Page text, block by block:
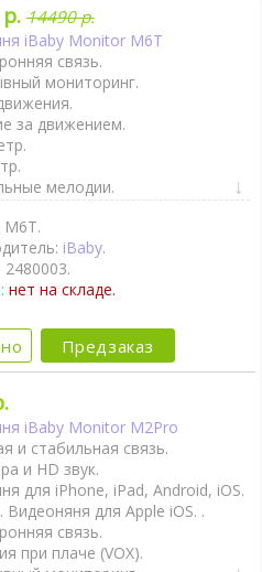
14490 р.
iBaby Monitor M6T
связь.
мониторинг.
за движением.
мелодии.
камеры удалённо.
доступ через Wi-Fi.
комплекте.
iBaby.
2480003.
нет на складе.
Предзаказ
iBaby Monitor M2Pro
и стабильная связь.
и HD звук.
для iPhone, iPad, Android, iOS.
Видеоняня для Apple iOS. .
связь.
при плаче (VOX).